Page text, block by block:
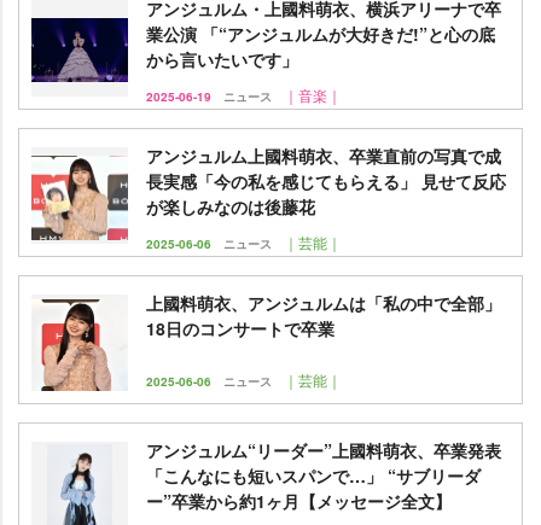
アンジュルム・上國料萌衣、横浜アリーナで卒
業公演 「“アンジュルムが大好きだ!”と心の底
から言いたいです」
2025-06-19 ニュース ｜音楽｜
アンジュルム上國料萌衣、卒業直前の写真で成
長実感「今の私を感じてもらえる」 見せて反応
が楽しみなのは後藤花
2025-06-06 ニュース ｜芸能｜
上國料萌衣、アンジュルムは「私の中で全部」
18日のコンサートで卒業
2025-06-06 ニュース ｜芸能｜
アンジュルム“リーダー”上國料萌衣、卒業発表
「こんなにも短いスパンで…」 “サブリーダ
ー”卒業から約1ヶ月【メッセージ全文】